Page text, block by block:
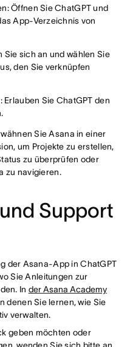
Öffnen Sie ChatGPT und
App-Verzeichnis von
Sie sich an und wählen Sie
den Sie verknüpfen
Sie ChatGPT den
Sie Asana in einer
um Projekte zu erstellen,
zu überprüfen oder
zu navigieren.
Support
der Asana-App in ChatGPT
Sie Anleitungen zur
In der Asana Academy
denen Sie lernen, wie Sie
verwalten.
geben möchten oder